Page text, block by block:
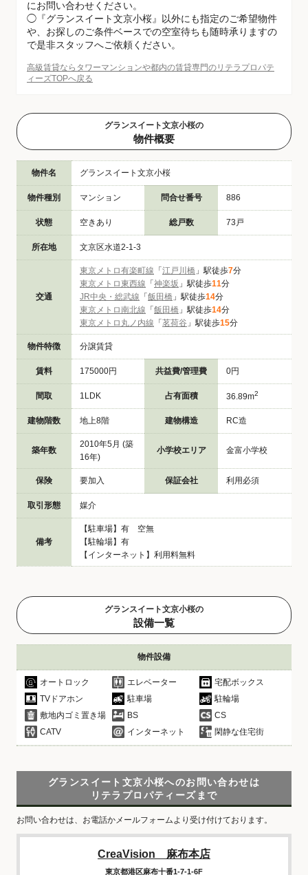
にお問い合わせください。
◯『グランスイート文京小桜』以外にも指定のご希望物件
や、お探しのご条件ベースでの空室待ちも随時承りますの
で是非スタッフへご依頼ください。
高級賃貸ならタワーマンションや都内の賃貸専門のリテラプロパテ
ィーズTOPへ戻る
グランスイート文京小桜の
物件概要
物件名 グランスイート文京小桜
物件種別 マンション 問合せ番号 886
状態 空きあり 総戸数 73戸
所在地 文京区水道2-1-3
交通
東京メトロ有楽町線 「 江戸川橋 」駅徒歩7分
東京メトロ東西線 「 神楽坂 」駅徒歩11分
JR中央・総武線 「 飯田橋 」駅徒歩14分
東京メトロ南北線 「 飯田橋 」駅徒歩14分
東京メトロ丸ノ内線 「 茗荷谷 」駅徒歩15分
物件特徴 分譲賃貸
賃料 175000円 共益費/管理費 0円
間取 1LDK 占有面積 36.89m2
建物階数 地上8階 建物構造 RC造
築年数
2010年5月 (築
16年)
小学校エリア 金富小学校
保険 要加入 保証会社 利用必須
取引形態 媒介
備考
【駐車場】有 空無
【駐輪場】有
【インターネット】利用料無料
グランスイート文京小桜の
設備一覧
物件設備
オートロック エレベーター
宅配ボックス
TVドアホン
駐車場
駐輪場
敷地内ゴミ置き場
BS
CS
CATV
インターネット 閑静な住宅街
グランスイート文京小桜へのお問い合わせは
リテラプロパティーズまで
お問い合わせは、お電話かメールフォームより受け付けております。
CreaVision 麻布本店
東京都港区麻布十番1-7-1-6F